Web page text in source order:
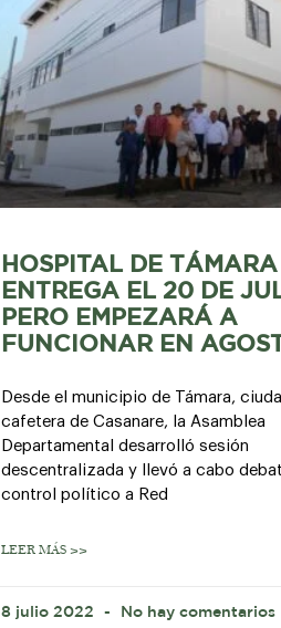
HOSPITAL DE TÁMARA
ENTREGA EL 20 DE
PERO EMPEZARÁ A
FUNCIONAR EN
Desde el municipio de Támara,
cafetera de Casanare, la Asamblea
Departamental desarrolló sesión
descentralizada y llevó a cabo
control político a Red
LEER MÁS >>
8 julio 2022 No hay comentarios